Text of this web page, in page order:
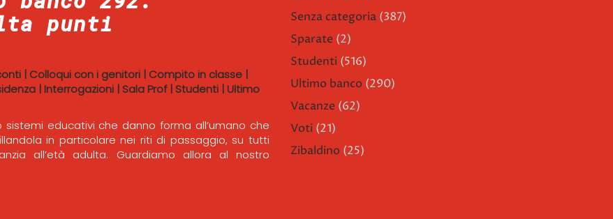
punti
| Colloqui con i genitori| Compito in classe|
| Interrogazioni| Sala Prof| Studenti| Ultimo
sistemi educativi che danno forma all’umano che
in particolare nei riti di passaggio, su tutti
all’età adulta. Guardiamo allora al nostro
Senza categoria (387)
Sparate (2)
Studenti (516)
Ultimo banco (290)
Vacanze (62)
Voti (21)
Zibaldino (25)